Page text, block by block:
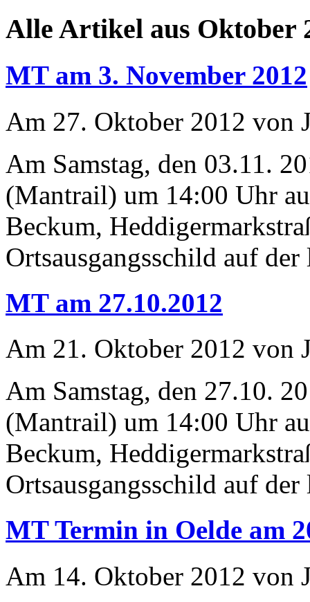
Alle Artikel aus Oktober
MT am 3. November 2012
Am 27. Oktober 2012 von
Am Samstag, den 03.11.
(Mantrail) um 14:00 Uhr
Beckum,
Ortsausgangsschild auf
MT am 27.10.2012
Am 21. Oktober 2012 von
Am Samstag, den 27.10.
(Mantrail) um 14:00 Uhr
Beckum,
Ortsausgangsschild auf
MT Termin in Oelde am
Am 14. Oktober 2012 von